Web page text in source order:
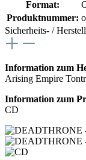
Format:
Produktnummer:
Sicherheits- /
Information zum
Arising Empire
Information zum
CD